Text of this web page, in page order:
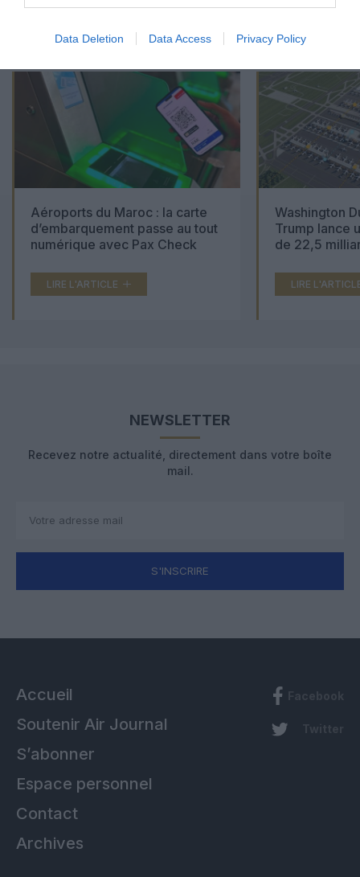
Data Deletion Data Access Privacy Policy
Aéroports du Maroc : la carte
d’embarquement passe au tout
numérique avec Pax Check
LIRE L'ARTICLE
Washington
Trump lance
de 22,5
LIRE
NEWSLETTER
Recevez notre actualité, directement dans votre boîte
mail.
S'INSCRIRE
Accueil
Soutenir Air Journal
S’abonner
Espace personnel
Contact
Archives